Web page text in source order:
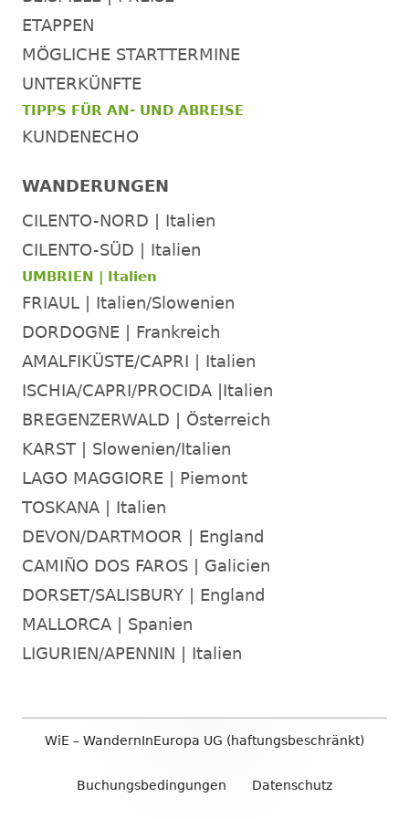
ETAPPEN
MÖGLICHE STARTTERMINE
UNTERKÜNFTE
TIPPS FÜR AN- UND ABREISE
KUNDENECHO
WANDERUNGEN
CILENTO-NORD | Italien
CILENTO-SÜD | Italien
UMBRIEN | Italien
FRIAUL | Italien/Slowenien
DORDOGNE | Frankreich
AMALFIKÜSTE/CAPRI | Italien
ISCHIA/CAPRI/PROCIDA |Italien
BREGENZERWALD | Österreich
KARST | Slowenien/Italien
LAGO MAGGIORE | Piemont
TOSKANA | Italien
DEVON/DARTMOOR | England
CAMIÑO DOS FAROS | Galicien
DORSET/SALISBURY | England
MALLORCA | Spanien
LIGURIEN/APENNIN | Italien
Footer
WiE – WandernInEuropa UG (haftungsbeschränkt)
Buchungsbedingungen Datenschutz